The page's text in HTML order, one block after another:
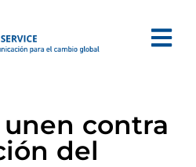
unen contra
del